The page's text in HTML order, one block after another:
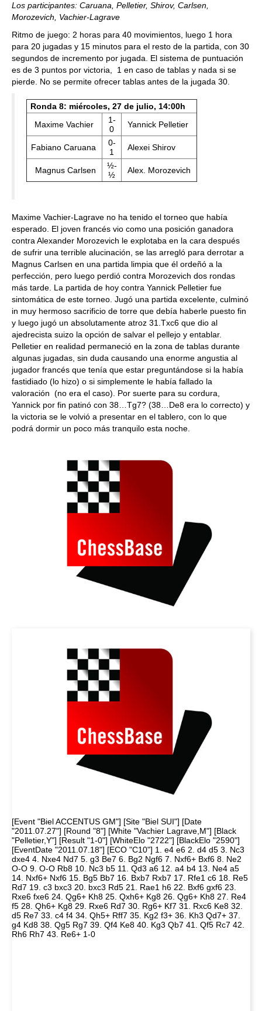
Los participantes: Caruana, Pelletier, Shirov, Carlsen,
Morozevich, Vachier-Lagrave
Ritmo de juego: 2 horas para 40 movimientos, luego 1 hora
para 20 jugadas y 15 minutos para el resto de la partida, con 30
segundos de incremento por jugada. El sistema de puntuación
es de 3 puntos por victoria, 1 en caso de tablas y nada si se
pierde. No se permite ofrecer tablas antes de la jugada 30.
Ronda 8: miércoles, 27 de julio, 14:00h
Maxime Vachier
1-
0
Yannick Pelletier
Fabiano Caruana
0-
1
Alexei Shirov
Magnus Carlsen
½-
½
Alex. Morozevich
Maxime Vachier-Lagrave no ha tenido el torneo que había
esperado. El joven francés vio como una posición ganadora
contra Alexander Morozevich le explotaba en la cara después
de sufrir una terrible alucinación, se las arregló para derrotar a
Magnus Carlsen en una partida limpia que él ordeñó a la
perfección, pero luego perdió contra Morozevich dos rondas
más tarde. La partida de hoy contra Yannick Pelletier fue
sintomática de este torneo. Jugó una partida excelente, culminó
in muy hermoso sacrificio de torre que debía haberle puesto fin
y luego jugó un absolutamente atroz 31.Txc6 que dio al
ajedrecista suizo la opción de salvar el pellejo y entablar.
Pelletier en realidad permaneció en la zona de tablas durante
algunas jugadas, sin duda causando una enorme angustia al
jugador francés que tenía que estar preguntándose si la había
fastidiado (lo hizo) o si simplemente le había fallado la
valoración (no era el caso). Por suerte para su cordura,
Yannick por fin patinó con 38…Tg7? (38…De8 era lo correcto) y
la victoria se le volvió a presentar en el tablero, con lo que
podrá dormir un poco más tranquilo esta noche.
[Event "Biel ACCENTUS GM"] [Site "Biel SUI"] [Date
"2011.07.27"] [Round "8"] [White "Vachier Lagrave,M"] [Black
"Pelletier,Y"] [Result "1-0"] [WhiteElo "2722"] [BlackElo "2590"]
[EventDate "2011.07.18"] [ECO "C10"] 1. e4 e6 2. d4 d5 3. Nc3
dxe4 4. Nxe4 Nd7 5. g3 Be7 6. Bg2 Ngf6 7. Nxf6+ Bxf6 8. Ne2
O-O 9. O-O Rb8 10. Nc3 b5 11. Qd3 a6 12. a4 b4 13. Ne4 a5
14. Nxf6+ Nxf6 15. Bg5 Bb7 16. Bxb7 Rxb7 17. Rfe1 c6 18. Re5
Rd7 19. c3 bxc3 20. bxc3 Rd5 21. Rae1 h6 22. Bxf6 gxf6 23.
Rxe6 fxe6 24. Qg6+ Kh8 25. Qxh6+ Kg8 26. Qg6+ Kh8 27. Re4
f5 28. Qh6+ Kg8 29. Rxe6 Rd7 30. Rg6+ Kf7 31. Rxc6 Ke8 32.
d5 Re7 33. c4 f4 34. Qh5+ Rff7 35. Kg2 f3+ 36. Kh3 Qd7+ 37.
g4 Kd8 38. Qg5 Rg7 39. Qf4 Ke8 40. Kg3 Qb7 41. Qf5 Rc7 42.
Rh6 Rh7 43. Re6+ 1-0